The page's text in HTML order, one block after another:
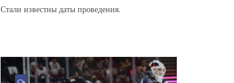
Стали известны даты проведения.